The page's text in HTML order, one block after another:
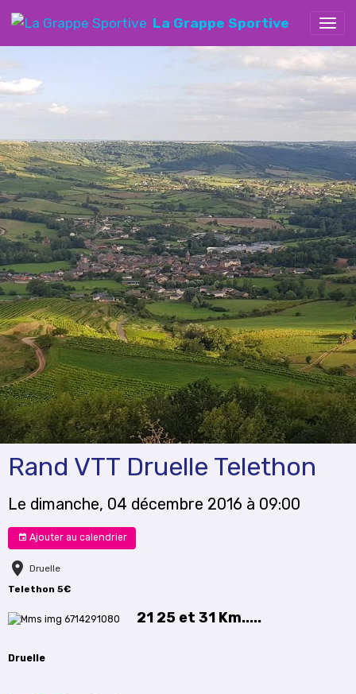
La Grappe Sportive
Rand VTT Druelle Telethon
Le dimanche, 04 décembre 2016 à 09:00
Ajouter au calendrier
Druelle
Telethon 5€
21 25 et 31 Km.....
Druelle